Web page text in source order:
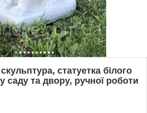
статуетка білого
саду та двору, ручної роботи